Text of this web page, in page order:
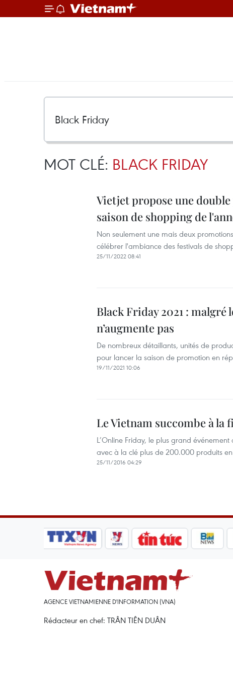
MOT CLÉ: BLACK FRIDAY
Vietjet propose une
saison de shopping de
Non seulement une mais deux
célébrer l'ambiance des festivals de
25/11/2022 08:41
Black Friday 2021 :
n’augmente pas
De nombreux détaillants, unités de
pour lancer la saison de promotion en
19/11/2021 10:06
Le Vietnam succombe à la
L’Online Friday, le plus grand
avec à la clé plus de 200.000 produits
25/11/2016 04:29
AGENCE VIETNAMIENNE D'INFORMATION (VNA)
Rédacteur en chef: TRÂN TIÊN DUÂN